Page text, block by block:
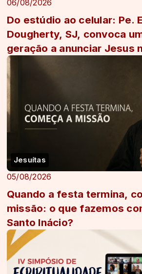
06/08/2026
Do estúdio ao celular: Pe.
Dougherty, SJ, convoca
geração a anunciar Jesus
digital
Jesuítas
05/08/2026
Quando a festa termina,
missão: o que fazemos
Santo Inácio?